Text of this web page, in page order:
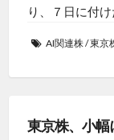
り、７日に付
AI関連株/東京
東京株、小幅